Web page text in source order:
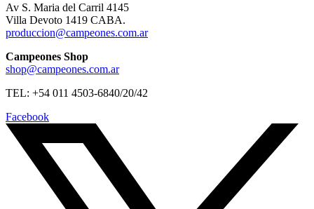
Av S. Maria del Carril 4145
Villa Devoto 1419 CABA.
produccion@campeones.com.ar
Campeones Shop
shop@campeones.com.ar
TEL: +54 011 4503-6840/20/42
Facebook